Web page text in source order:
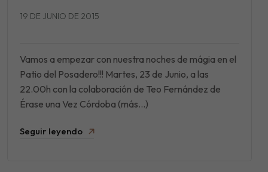
19 DE JUNIO DE 2015
Vamos a empezar con nuestra noches de mágia en el
Patio del Posadero!!! Martes, 23 de Junio, a las
22.00h con la colaboración de Teo Fernández de
Érase una Vez Córdoba (más…)
Seguir leyendo